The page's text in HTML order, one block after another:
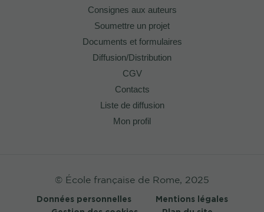
Consignes aux auteurs
Soumettre un projet
Documents et formulaires
Diffusion/Distribution
CGV
Contacts
Liste de diffusion
Mon profil
© École française de Rome, 2025
Données personnelles
Mentions légales